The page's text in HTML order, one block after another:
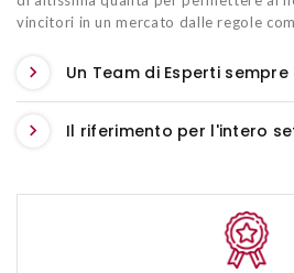
vincitori in un mercato dalle regole
Un Team di Esperti
Il riferimento per l'intero